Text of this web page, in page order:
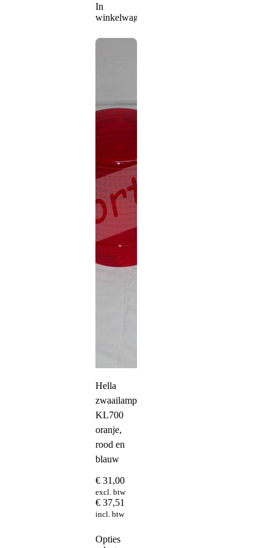
In
winkelwagen
Hella
zwaailampkap
KL700
oranje,
rood en
blauw
€ 31,00
excl. btw
€ 37,51
incl. btw
Opties